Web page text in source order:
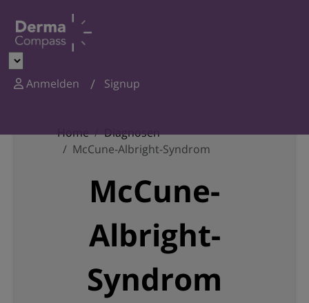
Anmelden Signup
Home
Diagnosen
McCune-Albright-Syndrom
McCune-
Albright-
Syndrom